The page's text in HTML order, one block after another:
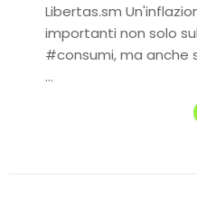
Libertas.sm
importanti non solo
#consumi, ma anche
...